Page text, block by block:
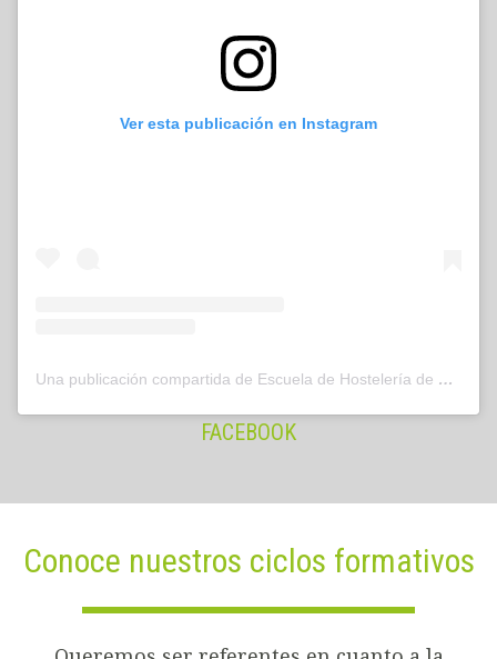
Ver esta publicación en Instagram
Una publicación compartida de Escuela de Hostelería de Leioa (@hostelerialeioa)
FACEBOOK
Conoce nuestros ciclos formativos